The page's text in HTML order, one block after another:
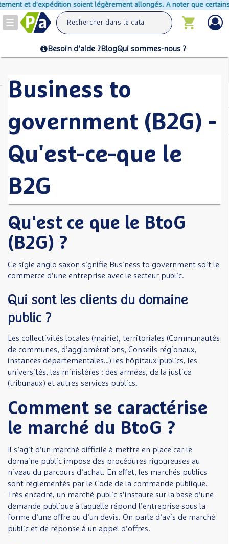
et d'expédition soient légèrement allongés. A noter que certains
Toggle
navigation
Besoin d’aide ?BlogQui sommes-nous ?
Business to
government (B2G) -
Qu'est-ce-que le
B2G
Qu'est ce que le BtoG
(B2G) ?
Ce sigle anglo saxon signifie Business to government soit le
commerce d’une entreprise avec le secteur public.
Qui sont les clients du domaine
public ?
Les collectivités locales (mairie), territoriales (Communautés
de communes, d’agglomérations, Conseils régionaux,
instances départementales…) les hôpitaux publics, les
universités, les ministères : des armées, de la justice
(tribunaux) et autres services publics.
Comment se caractérise
le marché du BtoG ?
Il s’agit d’un marché difficile à mettre en place car le
domaine public impose des procédures rigoureuses au
niveau du parcours d’achat. En effet, les marchés publics
sont réglementés par le Code de la commande publique.
Très encadré, un marché public s’instaure sur la base d’une
demande publique à laquelle répond l’entreprise sous la
forme d’une offre ou d’un devis. On parle d’avis de marché
public et de réponse à un appel d’offres.